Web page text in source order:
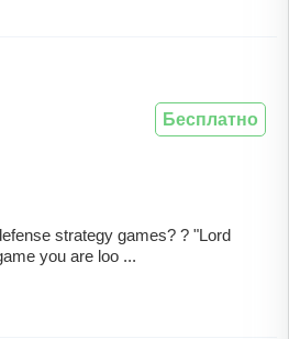
strategy games? ? "Lord
you are loo ...
Бесплатно